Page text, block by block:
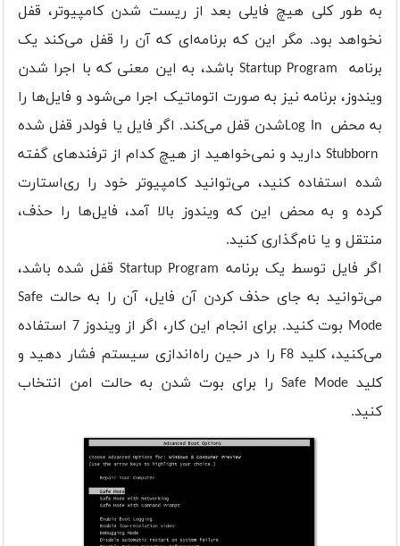
به طور کلی هیچ فایلی بعد از ریست شدن کامپیوتر، قفل
نخواهد بود. مگر این که برنامه‌ای که آن را قفل می‌کند یک
برنامه Startup Program باشد، به این معنی که با اجرا شدن
ویندوز، برنامه نیز به صورت اتوماتیک اجرا می‌شود و فایل‌ها را
به محض ‌ Log Inشدن قفل می‌کند. اگر فایل یا فولدر قفل شده
Stubborn دارید و نمی‌خواهید از هیچ کدام از ترفندهای گفته
شده استفاده کنید، می‌توانید کامپیوتر خود را ری‌استارت
کرده و به محض این که ویندوز بالا آمد، فایل‌ها را حذف،
منتقل و یا ‌نام‌گذاری کنید.
اگر فایل توسط یک برنامه Startup Program قفل شده باشد،
می‌توانید به جای حذف کردن آن فایل، آن را به حالت Safe
Mode بوت کنید. برای انجام این کار، اگر از ویندوز 7 استفاده
می‌کنید، کلید F8 را در حین راه‌اندازی سیستم فشار دهید و
کلید Safe Mode را برای بوت شدن به حالت امن انتخاب
کنید.